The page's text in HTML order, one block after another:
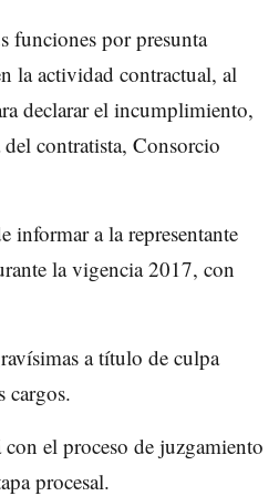
funciones por presunta
la actividad contractual, al
declarar el incumplimiento,
contratista, Consorcio
informar a la representante
la vigencia 2017, con
a título de culpa
cargos.
el proceso de juzgamiento
procesal.